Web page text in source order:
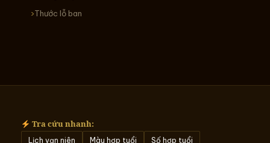
Thước lỗ ban
Tra cứu nhanh:
Lịch vạn niên Màu hợp tuổi Số hợp tuổi